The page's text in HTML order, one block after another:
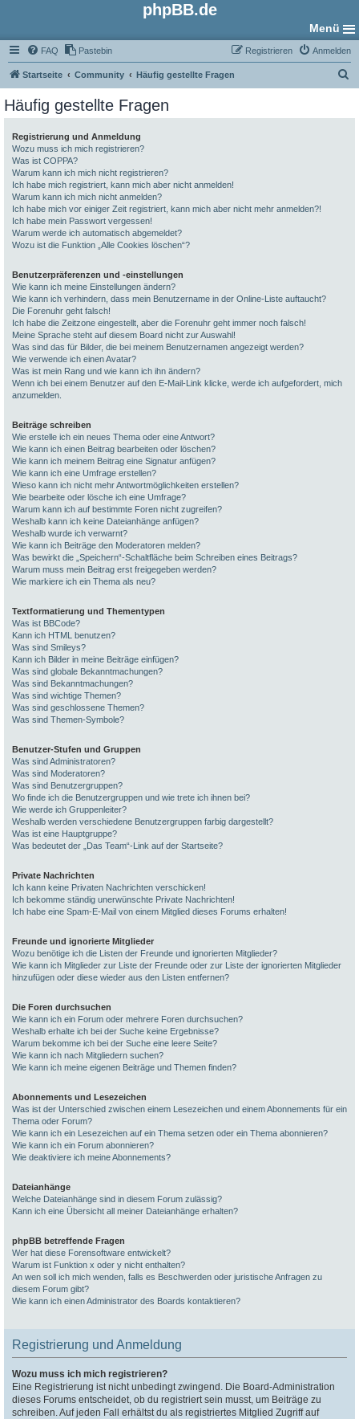
phpBB.de
Menü
FAQ Pastebin Anmelden
Registrieren
Startseite Community Häufig gestellte Fragen
Häufig gestellte Fragen
Registrierung und Anmeldung
Wozu muss ich mich registrieren?
Was ist COPPA?
Warum kann ich mich nicht registrieren?
Ich habe mich registriert, kann mich aber nicht anmelden!
Warum kann ich mich nicht anmelden?
Ich habe mich vor einiger Zeit registriert, kann mich aber nicht mehr anmelden?!
Ich habe mein Passwort vergessen!
Warum werde ich automatisch abgemeldet?
Wozu ist die Funktion „Alle Cookies löschen“?
Benutzerpräferenzen und -einstellungen
Wie kann ich meine Einstellungen ändern?
Wie kann ich verhindern, dass mein Benutzername in der Online-Liste auftaucht?
Die Forenuhr geht falsch!
Ich habe die Zeitzone eingestellt, aber die Forenuhr geht immer noch falsch!
Meine Sprache steht auf diesem Board nicht zur Auswahl!
Was sind das für Bilder, die bei meinem Benutzernamen angezeigt werden?
Wie verwende ich einen Avatar?
Was ist mein Rang und wie kann ich ihn ändern?
Wenn ich bei einem Benutzer auf den E-Mail-Link klicke, werde ich aufgefordert, mich
anzumelden.
Beiträge schreiben
Wie erstelle ich ein neues Thema oder eine Antwort?
Wie kann ich einen Beitrag bearbeiten oder löschen?
Wie kann ich meinem Beitrag eine Signatur anfügen?
Wie kann ich eine Umfrage erstellen?
Wieso kann ich nicht mehr Antwortmöglichkeiten erstellen?
Wie bearbeite oder lösche ich eine Umfrage?
Warum kann ich auf bestimmte Foren nicht zugreifen?
Weshalb kann ich keine Dateianhänge anfügen?
Weshalb wurde ich verwarnt?
Wie kann ich Beiträge den Moderatoren melden?
Was bewirkt die „Speichern“-Schaltfläche beim Schreiben eines Beitrags?
Warum muss mein Beitrag erst freigegeben werden?
Wie markiere ich ein Thema als neu?
Textformatierung und Thementypen
Was ist BBCode?
Kann ich HTML benutzen?
Was sind Smileys?
Kann ich Bilder in meine Beiträge einfügen?
Was sind globale Bekanntmachungen?
Was sind Bekanntmachungen?
Was sind wichtige Themen?
Was sind geschlossene Themen?
Was sind Themen-Symbole?
Benutzer-Stufen und Gruppen
Was sind Administratoren?
Was sind Moderatoren?
Was sind Benutzergruppen?
Wo finde ich die Benutzergruppen und wie trete ich ihnen bei?
Wie werde ich Gruppenleiter?
Weshalb werden verschiedene Benutzergruppen farbig dargestellt?
Was ist eine Hauptgruppe?
Was bedeutet der „Das Team“-Link auf der Startseite?
Private Nachrichten
Ich kann keine Privaten Nachrichten verschicken!
Ich bekomme ständig unerwünschte Private Nachrichten!
Ich habe eine Spam-E-Mail von einem Mitglied dieses Forums erhalten!
Freunde und ignorierte Mitglieder
Wozu benötige ich die Listen der Freunde und ignorierten Mitglieder?
Wie kann ich Mitglieder zur Liste der Freunde oder zur Liste der ignorierten Mitglieder
hinzufügen oder diese wieder aus den Listen entfernen?
Die Foren durchsuchen
Wie kann ich ein Forum oder mehrere Foren durchsuchen?
Weshalb erhalte ich bei der Suche keine Ergebnisse?
Warum bekomme ich bei der Suche eine leere Seite?
Wie kann ich nach Mitgliedern suchen?
Wie kann ich meine eigenen Beiträge und Themen finden?
Abonnements und Lesezeichen
Was ist der Unterschied zwischen einem Lesezeichen und einem Abonnements für ein
Thema oder Forum?
Wie kann ich ein Lesezeichen auf ein Thema setzen oder ein Thema abonnieren?
Wie kann ich ein Forum abonnieren?
Wie deaktiviere ich meine Abonnements?
Dateianhänge
Welche Dateianhänge sind in diesem Forum zulässig?
Kann ich eine Übersicht all meiner Dateianhänge erhalten?
phpBB betreffende Fragen
Wer hat diese Forensoftware entwickelt?
Warum ist Funktion x oder y nicht enthalten?
An wen soll ich mich wenden, falls es Beschwerden oder juristische Anfragen zu
diesem Forum gibt?
Wie kann ich einen Administrator des Boards kontaktieren?
Registrierung und Anmeldung
Wozu muss ich mich registrieren?
Eine Registrierung ist nicht unbedingt zwingend. Die Board-Administration
dieses Forums entscheidet, ob du registriert sein musst, um Beiträge zu
schreiben. Auf jeden Fall erhältst du als registriertes Mitglied Zugriff auf